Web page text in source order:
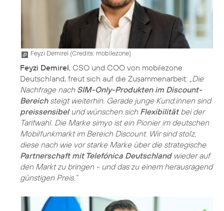
Feyzi Demirel (Credits: mobilezone)
Feyzi Demirel, CSO und COO von mobilezone
Deutschland, freut sich auf die Zusammenarbeit: „Die
Nachfrage nach SIM-Only-Produkten im Discount-
Bereichsteigt weiterhin. Gerade junge Kund:innen sind
preissensibelund wünschen sich Flexibilitätbei der
Tarifwahl. Die Marke simyo ist ein Pionier im deutschen
Mobilfunkmarkt im Bereich Discount. Wir sind stolz,
diese nach wie vor starke Marke über die strategische
Partnerschaft mit Telefónica Deutschlandwieder auf
den Markt zu bringen - und das zu einem herausragend
günstigen Preis.“